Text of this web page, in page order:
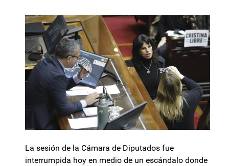
La sesión de la Cámara de Diputados fue
interrumpida hoy en medio de un escándalo donde